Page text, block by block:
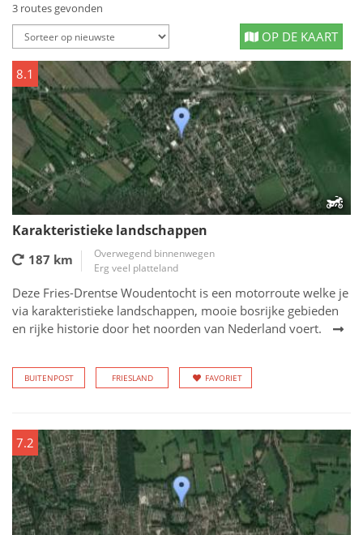
3 routes gevonden
OP DE KAART
8.1
Karakteristieke landschappen
187 km
Overwegend binnenwegen
Erg veel platteland
Deze Fries-Drentse Woudentocht is een motorroute welke je
via karakteristieke landschappen, mooie bosrijke gebieden
en rijke historie door het noorden van Nederland voert.
BUITENPOST FRIESLAND FAVORIET
7.2